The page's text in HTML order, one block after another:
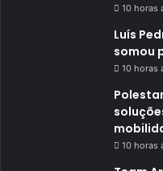
10 horas
Luís
somou
10 horas
10 horas